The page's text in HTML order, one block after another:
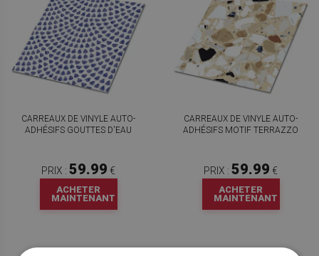
CARREAUX DE VINYLE AUTO-
ADHÉSIFS GOUTTES D'EAU
PRIX : 59.99 €
ACHETER
MAINTENANT
CARREAUX DE VINYLE AUTO-
ADHÉSIFS MOTIF TERRAZZO
PRIX : 59.99 €
ACHETER
MAINTENANT